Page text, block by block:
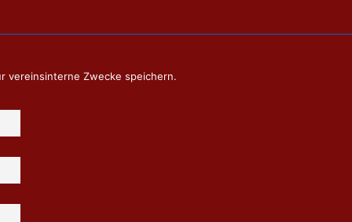
vereinsinterne Zwecke speichern.